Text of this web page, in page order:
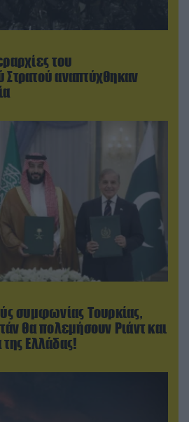
του
Στρατού αναπτύχθηκαν
συμφωνίας Τουρκίας,
θα πολεμήσουν Ριάντ και
Ελλάδας!